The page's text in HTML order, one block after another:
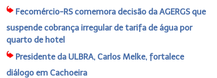
Fecomércio-RS comemora decisão da AGERGS que
suspende cobrança irregular de tarifa de água por
quarto de hotel
Presidente da ULBRA, Carlos Melke, fortalece
diálogo em Cachoeira